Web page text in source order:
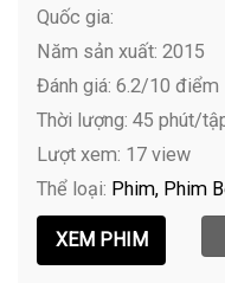
Quốc gia:
Năm sản xuất: 2015
Đánh giá: 6.2/10 điểm
Thời lượng: 45 phút/
Lượt xem: 17 view
Thể loại: Phim Phim